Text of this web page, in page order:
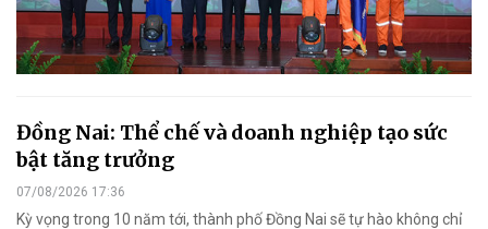
Đồng Nai: Thể chế và doanh nghiệp tạo sức
bật tăng trưởng
07/08/2026 17:36
Kỳ vọng trong 10 năm tới, thành phố Đồng Nai sẽ tự hào không chỉ